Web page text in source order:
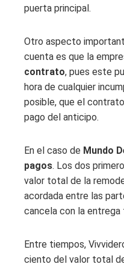
puerta principal.
Otro aspecto
cuenta es que la
contrato, pues este
hora de cualquier
posible, que el
pago del anticipo.
En el caso de Mundo
pagos. Los dos
valor total de la
acordada entre las
cancela con la
Entre tiempos,
ciento del valor total